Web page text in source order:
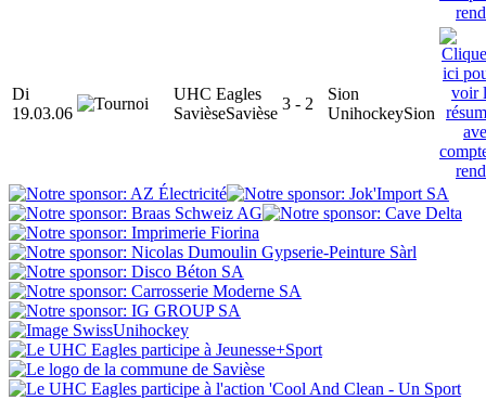
Di
19.03.06
UHC Eagles
SavièseSavièse
3 - 2
Sion
UnihockeySion